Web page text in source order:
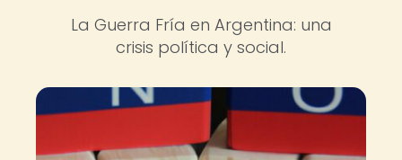
La Guerra Fría en Argentina: una
crisis política y social.